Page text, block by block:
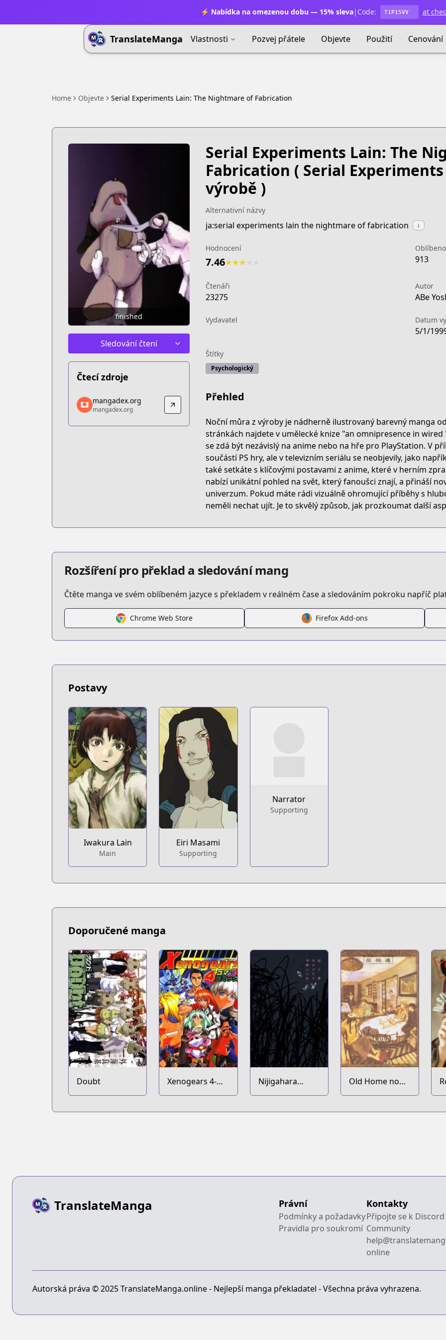
⚡ Nabídka na omezenou dobu — 15% sleva| Code: T1P15VV at
TranslateManga Vlastnosti Pozvej přátele Objevte Použití Cenování
Home Objevte Serial Experiments Lain: The Nightmare of Fabrication
finished
Sledování čtení
Čtecí zdroje
mangadex.org
mangadex.org
https://mangadex.org/title/bc373fdf-0838-4683-bc58-a75ed33fe2ee
mangadex.org
mangadex.org
Serial Experiments Lain: The
Fabrication ( Serial
výrobě )
Alternativní názvy
ja:serial experiments lain the nightmare of fabrication ↓
Hodnocení
7.46★★★ 913
Čtenáři
23275
Autor
ABe
Vydavatel Datum
5/1/
Štítky
Psychologický
Přehled
Noční můra z výroby je nádherně ilustrovaný barevný manga
stránkách najdete v umělecké knize "an omnipresence in
se zdá být nezávislý na anime nebo na hře pro PlayStation. V
součástí PS hry, ale v televizním seriálu se neobjevily, jako
také setkáte s klíčovými postavami z anime, které v herním
nabízí unikátní pohled na svět, který fanoušci znají, a přináší
univerzum. Pokud máte rádi vizuálně ohromující příběhy s
neměli nechat ujít. Je to skvělý způsob, jak prozkoumat další
Rozšíření pro překlad a sledování mang
Čtěte manga ve svém oblíbeném jazyce s překladem v reálném čase a sledováním pokroku napříč
Chrome Web Store Firefox Add-ons
Postavy
Iwakura Lain
Main
Eiri Masami
Supporting
Narrator
Supporting
Doporučené manga
Doubt
Xenogears 4-
koma Comic
Nijigahara
Holograph
Old Home no
Haibane-tachi
TranslateManga Právní
Podmínky a požadavky
Pravidla pro soukromí
Kontakty
Připojte se k Discord
Community
online
Autorská práva © 2025 TranslateManga.online - Nejlepší manga překladatel - Všechna práva vyhrazena.